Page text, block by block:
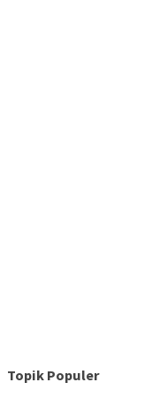
Topik Populer